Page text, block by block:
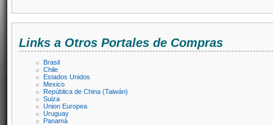
Links a Otros Portales de Compras
Brasil
Chile
Estados Unidos
Mexico
República de China (Taiwán)
Suiza
Union Europea
Uruguay
Panamá